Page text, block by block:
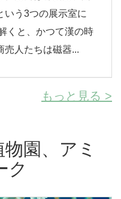
いう3つの展示室に
くと、かつて漢の時
売人たちは磁器...
もっと見る >
園、アミ
ク